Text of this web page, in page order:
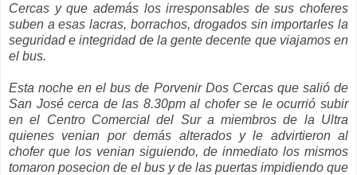
Cercas y que además los irresponsables de sus choferes
suben a esas lacras, borrachos, drogados sin importarles la
seguridad e integridad de la gente decente que viajamos en
el bus.
Esta noche en el bus de Porvenir Dos Cercas que salió de
San Josécerca de las 8.30pmal chofer se le ocurrió subir
en el CentroComercial del Sur a miembros de la Ultra
quienes venian pordemás alterados y le advirtieron al
chofer que los venian siguiendo, de inmediato los mismos
tomaron posecion de el bus y de las puertas impidiendo que